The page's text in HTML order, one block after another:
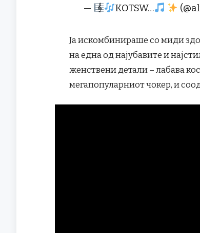
— KOTSW…
Ја искомбинираше со миди
на една од најубавите и
женствени детали – лабава
мегапопуларниот чокер, и